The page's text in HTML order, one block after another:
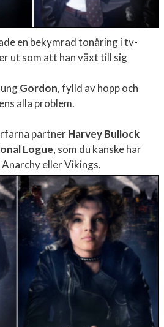
en bekymrad tonåring i tv-
ut som att han växt till sig
Gordon, fylld av hopp och
alla problem.
partnerHarvey Bullock
Logue, som du kanske har
eller Vikings.